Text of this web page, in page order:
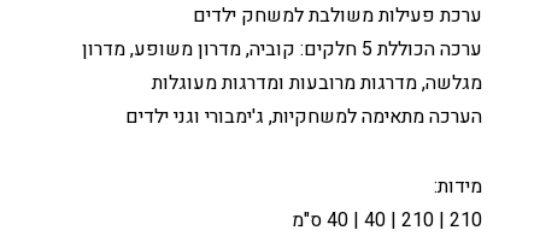
ערכת פעילות משולבת למשחק ילדים
ערכה הכוללת 5 חלקים: קוביה, מדרון משופע, מדרון
מגלשה, מדרגות מרובעות ומדרגות מעוגלות
הערכה מתאימה למשחקיות, ג'ימבורי וגני ילדים
מידות:
210 | 210 | 40 | 40 ס"מ